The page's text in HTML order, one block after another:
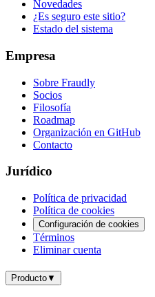
Novedades
¿Es seguro este sitio?
Estado del sistema
Empresa
Sobre Fraudly
Socios
Filosofía
Roadmap
Organización en GitHub
Contacto
Jurídico
Política de privacidad
Política de cookies
Configuración de cookies
Términos
Eliminar cuenta
Producto▼